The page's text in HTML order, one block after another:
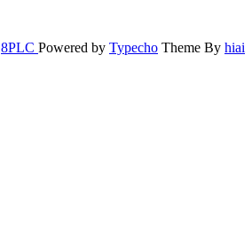
8PLC Powered by Typecho Theme By hiai